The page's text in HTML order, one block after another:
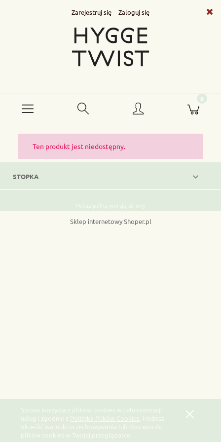
Strona korzysta z plików cookies w celu realizacji
usług i zgodnie z Polityką Plików Cookies . Możesz
określić warunki przechowywania lub dostępu do
plików cookies w Twojej przeglądarce.
Zarejestruj się Zaloguj się
Ten produkt jest niedostępny.
STOPKA
Pokaż pełną wersję strony
Sklep internetowy Shoper.pl